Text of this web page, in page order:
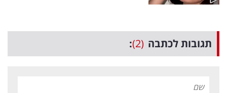
תגובות לכתבה (2)
: